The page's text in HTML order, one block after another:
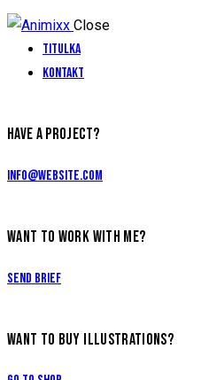
Close
Titulka
Kontakt
HAVE A PROJECT?
info@website.com
WANT TO WORK WITH ME?
Send Brief
WANT TO BUY ILLUSTRATIONS?